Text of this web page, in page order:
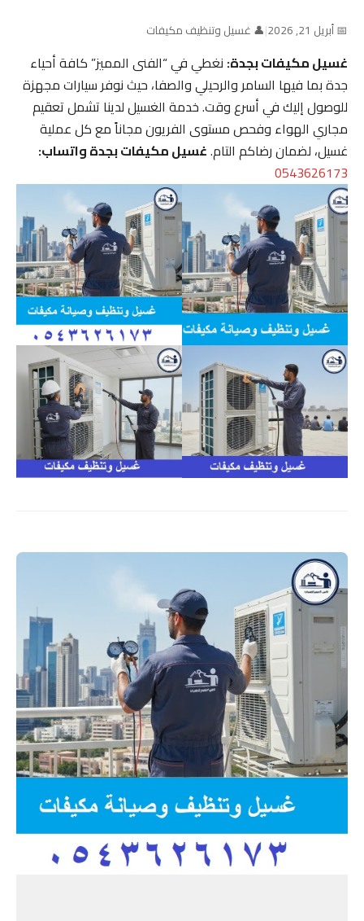
📅 أبريل 21, 2026 |👤 غسيل وتنظيف مكيفات
غسيل مكيفات بجدة:نغطي في “الفنى المميز” كافة أحياء
جدة بما فيها السامر والرحيلي والصفا، حيث نوفر سيارات مجهزة
للوصول إليك في أسرع وقت. خدمة الغسيل لدينا تشمل تعقيم
مجاري الهواء وفحص مستوى الفريون مجاناً مع كل عملية
غسيل، لضمان رضاكم التام.غسيل مكيفات بجدة واتساب:
0543626173